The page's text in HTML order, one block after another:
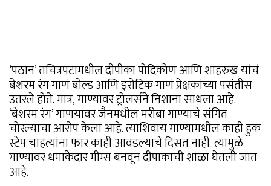
‘पठान’ तचित्रपटामधील दीपीका पोदिकोण आणि शाहरुख यांचं
बेशरम रंग गाणं बोल्ड आणि इरोटिक गाणं प्रेक्षकांच्या पसंतीस
उतरले होते. मात्र, गाण्यावर ट्रोलर्सने निशाना साधला आहे.
‘बेशरम रंग’ गाणयावर जैनमधील मरीबा गाण्याचे संगित
चोरल्याचा आरोप केला आहे. त्याशिवाय गाण्यामधील काही हुक
स्टेप चाहत्यांना फार काही आवडल्याचे दिसत नाही. त्यामुळे
गाण्यावर धमाकेदार मीम्स बनवून दीपाकाची शाळा घेतली जात
आहे.